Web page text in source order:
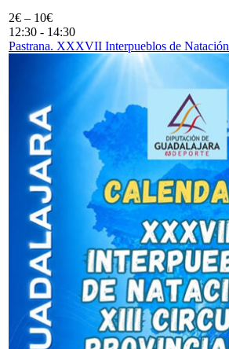
2€ – 10€
12:30 - 14:30
Pastrana. XXXVII Interpueblos de Natación